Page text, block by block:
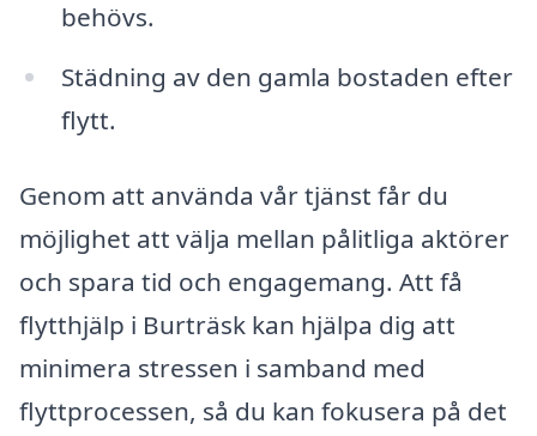
behövs.
Städning av den gamla bostaden efter
flytt.
Genom att använda vår tjänst får du
möjlighet att välja mellan pålitliga aktörer
och spara tid och engagemang. Att få
flytthjälp i Burträsk kan hjälpa dig att
minimera stressen i samband med
flyttprocessen, så du kan fokusera på det